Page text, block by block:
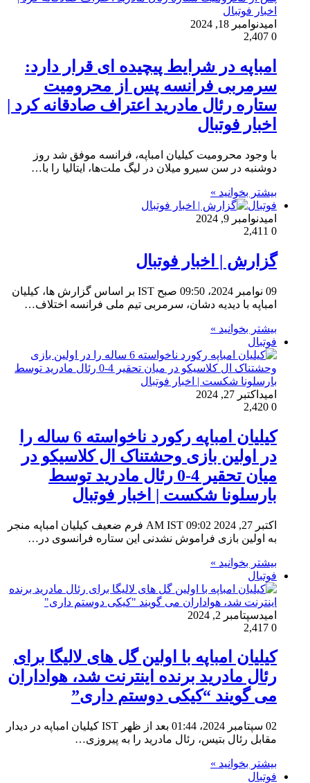
امیدنوامبر 18, 2024
0
امباپه در شرایط پیچیده ای قرار دارد:
سرمربی فرانسه پس از محرومیت
ستاره رئال مادرید اعتراف صادقانه کرد |
اخبار فوتبال
با وجود محرومیت کیلیان امباپه، فرانسه موفق شد روز
دوشنبه در سن سیرو میلان در لیگ ملت‌ها، ایتالیا را با…
بیشتر بخوانید »
فوتبال
امیدنوامبر 9, 2024
0
گزارش | اخبار فوتبال
09 نوامبر 2024، 09:50 صبح IST بر اساس گزارش ها، کیلیان
امباپه با دیدیه دشان، سرمربی تیم ملی فرانسه اختلاف…
بیشتر بخوانید »
فوتبال
امید اکتبر 27, 2024
0
کیلیان امباپه رکورد ناخواسته 6 ساله را
در اولین بازی وحشتناک ال کلاسیکو در
میان تحقیر 4-0 رئال مادرید توسط
بارسلونا شکست | اخبار فوتبال
اکتبر 27, 2024 09:02 AM IST فرم ضعیف کیلیان امباپه منجر
به اولین بازی فراموش نشدنی این ستاره فرانسوی در…
بیشتر بخوانید »
فوتبال
امیدسپتامبر 2, 2024
0
کیلیان امباپه با اولین گل های لالیگا برای
رئال مادرید برنده اینترنت شد، هواداران
می گویند “کیکی دوستم داری”
02 سپتامبر 2024، 01:44 بعد از ظهر IST کیلیان امباپه در دیدار
مقابل رئال بتیس، رئال مادرید را به پیروزی…
بیشتر بخوانید »
فوتبال